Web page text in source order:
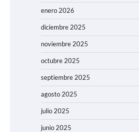
enero 2026
diciembre 2025
noviembre 2025
octubre 2025
septiembre 2025
agosto 2025
julio 2025
junio 2025